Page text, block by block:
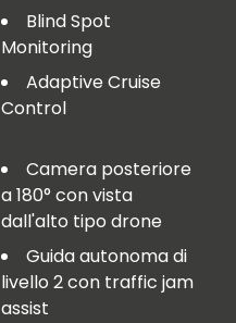
Blind Spot
Monitoring
Adaptive Cruise
Control
Camera posteriore
a 180° con vista
dall'alto tipo drone
Guida autonoma di
livello 2 con traffic jam
assist